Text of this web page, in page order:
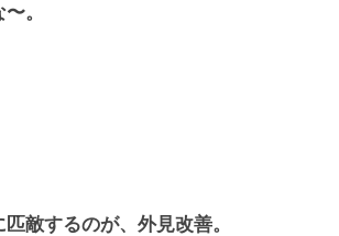
。
敵するのが、外見改善。